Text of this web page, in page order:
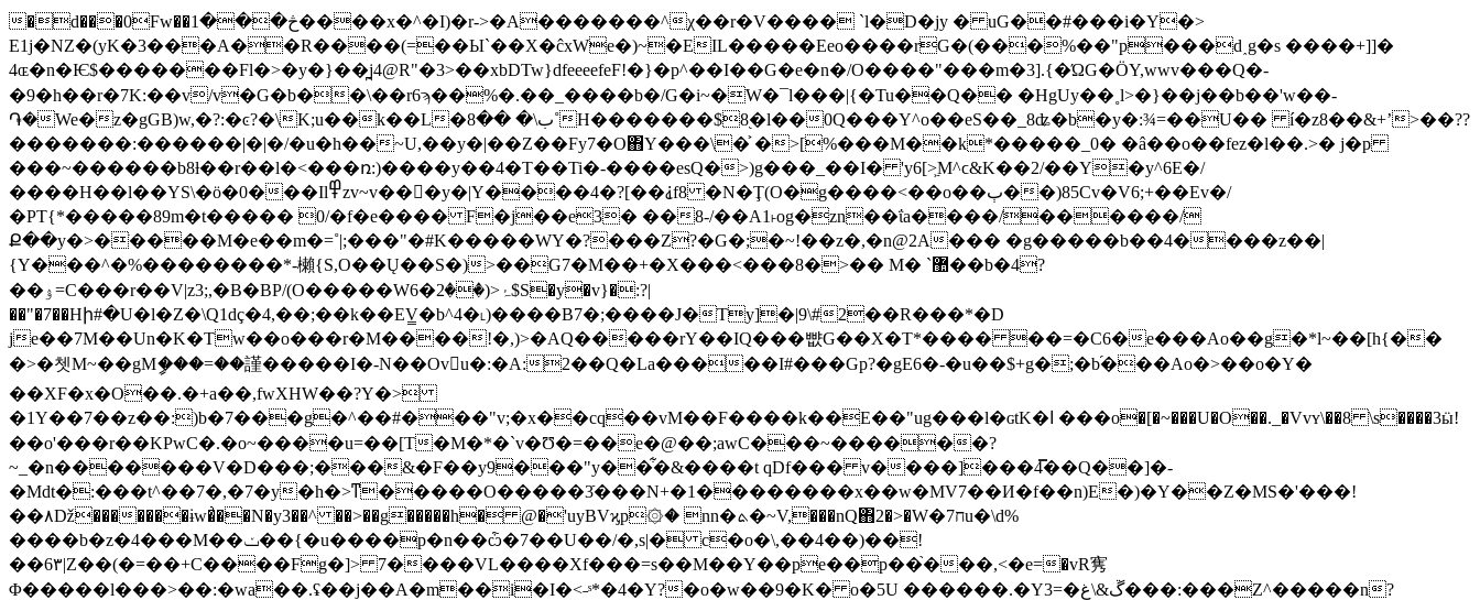
�d���0Fw��څ���1����x�^�I)�r->�A�������^χ��r�V���� `l�D�jy � uG��#���i�Y�>
E1j�NZ�(yK�3���A��R����(=��Ы`��X�ĉxWe�)~�EIL�����Eeo����rG�(���%��"p���d˰g�s ����+]]�
4ɶ�n�Ѥ$�������Fl�>�y�}��̪j4@R"�3>��xbDTw}dfeeeefeF!�}�p^��I��G�e�n�/O����"���m�3].{�ΏG�ӦY,wwv���Q�-
�9�h��r�7K:��v/v�G�b��\��r6ϡ��%�.��_����b�/G�i~�W�¯l���|{�Tu��Q�� �HgUy��˳l>�}��j��b��'w��-
֏�We�z�gGB)w,�?:�ͼ?�\K;u��k��L�ب\� ��8˚H�������$8֭�l��0Q���Y^o��eS��_8ʥ�b�y�:¾=��U�� í�z8��&+ʼ>��??
�������:������|�|�/�u�h��~U,��y�|��Z��Fy7�O΋Y���\�͐ �>[%���M��k*�����_0� �â��o��fez�l��.>� j�p
���~������b8ƚ��r��l�<���ռ:)����y��4�T��Ti�-����esQ�>)g���_��I� 'y6[>͖M^ϲ&K��2/��Y�y^6E�/
����H��l��YS\�ö�0���Il߾zv~v���y�|Y����4�?[��⸘f8 �N�Ţ(O�g����<��o��ٻ��)85Cv�V6;+��Ev�/
�PT{*�����89m�t����� 0/�f�e���� F�j��e3� ��8-/��A1˫og�zn��ΐa����/������/
Ք��y�>�ֺ����M�e��m�=˚|;���"�#K�����WY�?���Z?�G�;�~!��z�,�n@2A��� �g�����b��4����z��|
{Y���^�%��������*-櫴{S,O��Ų��S�)>��G7�M��+�X���<���8�>�� M� `޺��b�4?
��ۉ=C���r��V|z3;,�B�BP/(O�����Wۂ<(��2�6$S�y�v}�:?|
��"�7��Hի#�U�l�Z�\Q1dç�4,��;��k��EV̳�b^4�˪)����B7�;����J�Ty]�|9\#2��R���*�D
je��7M��Un�K�Tw��o���r�M����!�,)>�AQ�����rY��IQ���뺪G��X�T*���� ��=�C6�e���Ao��g�*l~��[h{��
�>�쳇M~��gMީ���=��謹�����I�-N��Ovu�:�A:2��Q�La�����I#���Gp?�gE6�-�u��$+g�;�b֜���Ao�>��o�Y�
��XF�x�O��.�+a��,fwXHW��?Y�>
�1Y��7��z��:)b�7���g�^��#���"v;�x��cq��vM��F����k��E��"ug���l�ɢtK�ا ���o�[�~���U�O��._�Vvʏ\��8 \s����3ӹ!
��o'���r��KPwC�.�o~����u=��[T�M�*�`v�Ʊ�=��e�@��;awC���~������?
~_�n�������V�D���;���&�F��y9���"y��͋�&����t qDf��� v����]���4̿��Q��]�-
�Mdt�:���t^��7�,�7�y�h�>ͳ�����O�����3ֿ���N+�1��������x��w�MV7��И�f��n)E�)�Y��Z�MS�'���!
��٨ǅ�������ɨw�͗��N�y3��^ ��>��g�����h� @�'uyBVϗp۞� nn�ܬ�~V,���nQ΋2�>�W�ח7u�\d%
����b�z�4���M��ݖ��{�u����p�n��ѽ�7��U��/�,s|� c�o�\,��4��)��!
��6۳|Z��(�=��+C����Fg�]> 7����VL����Xf���=s��M��Y��pe��p��֙���,<�e=�vR㝦
Φ�����l���>��:�wa��.ʢ��j��A�m��i�I�<˗ˢ*�4�Y?�o�w��9�K� o�5U ������.�Y3=�ڱ&\غ���:���Z^�����n?